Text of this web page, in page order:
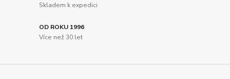
Skladem k expedici
OD ROKU 1996
Více než 30 let